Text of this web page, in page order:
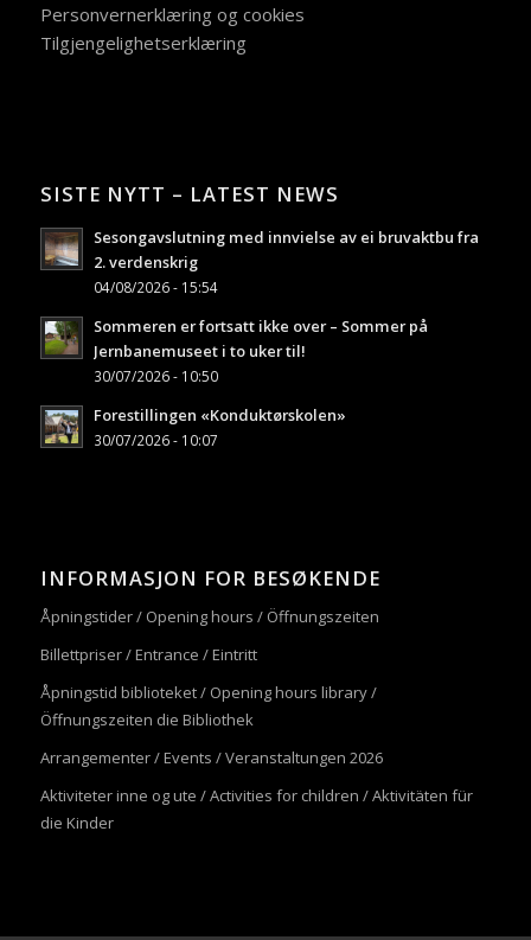
Personvernerklæring og cookies
Tilgjengelighetserklæring
SISTE NYTT – LATEST NEWS
Sesongavslutning med innvielse av ei bruvaktbu fra
2. verdenskrig
04/08/2026 - 15:54
Sommeren er fortsatt ikke over – Sommer på
Jernbanemuseet i to uker til!
30/07/2026 - 10:50
Forestillingen «Konduktørskolen»
30/07/2026 - 10:07
INFORMASJON FOR BESØKENDE
Åpningstider / Opening hours / Öffnungszeiten
Billettpriser / Entrance / Eintritt
Åpningstid biblioteket / Opening hours library /
Öffnungszeiten die Bibliothek
Arrangementer / Events / Veranstaltungen 2026
Aktiviteter inne og ute / Activities for children / Aktivitäten für
die Kinder